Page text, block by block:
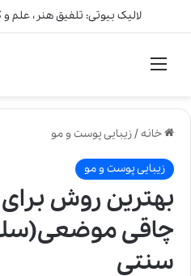
لالیک بیوتی: تلفیق هنر، علم
منو
خانه/زیبایی پوست و مو
زیبایی پوست و مو
بهترین روش برای
چاقی
سنتی